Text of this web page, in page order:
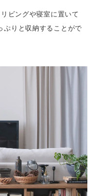
ビングや寝室に置いて
ぷりと収納することがで